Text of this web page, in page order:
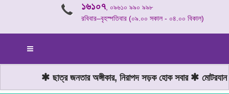
১৬১০৭, ০৯৬১০ ৯৯০ ৯৯৮
রবিবার–বৃহস্পতিবার (০৯.০০ সকাল - ০৪.০০ বিকাল)
ছাত্র জনতার অঙ্গীকার, নিরাপদ সড়ক হোক সবার মোটরযান